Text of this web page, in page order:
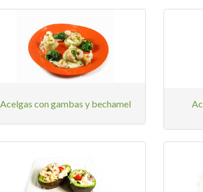
Acelgas con gambas y bechamel